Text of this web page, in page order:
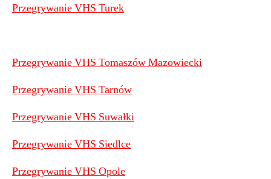
Przegrywanie VHS Turek
Przegrywanie VHS Tomaszów Mazowiecki
Przegrywanie VHS Tarnów
Przegrywanie VHS Suwałki
Przegrywanie VHS Siedlce
Przegrywanie VHS Opole